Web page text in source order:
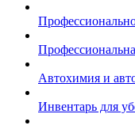
Автохимия и
Инвентарь для